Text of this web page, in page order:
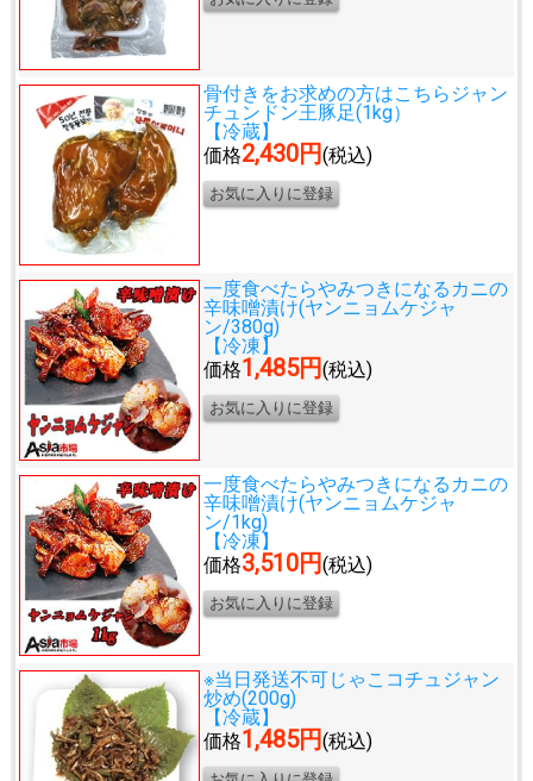
骨付きをお求めの方はこちら ジャン
チュンドン王豚足(1kg）
【冷蔵】
価格2,430円(税込)
一度食べたらやみつきになる カニの
辛味噌漬け(ヤンニョムケジャ
ン/380g)
【冷凍】
価格1,485円(税込)
一度食べたらやみつきになる カニの
辛味噌漬け(ヤンニョムケジャ
ン/1kg)
【冷凍】
価格3,510円(税込)
※当日発送不可じゃこコチュジャン
炒め(200g)
【冷蔵】
価格1,485円(税込)